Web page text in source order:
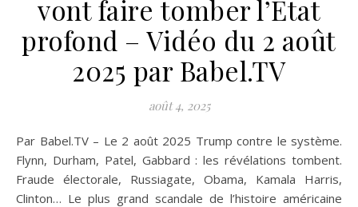
vont faire tomber l’État
profond – Vidéo du 2 août
2025 par Babel.TV
août 4, 2025
Par Babel.TV – Le 2 août 2025 Trump contre le système.
Flynn, Durham, Patel, Gabbard : les révélations tombent.
Fraude électorale, Russiagate, Obama, Kamala Harris,
Clinton… Le plus grand scandale de l’histoire américaine